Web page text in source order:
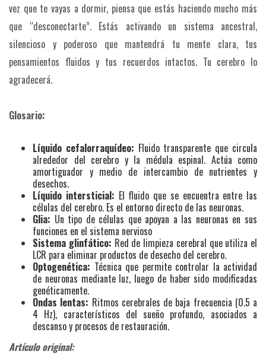
vez que te vayas a dormir, piensa que estás haciendo mucho más
que “desconectarte”. Estás activando un sistema ancestral,
silencioso y poderoso que mantendrá tu mente clara, tus
pensamientos fluidos y tus recuerdos intactos. Tu cerebro lo
agradecerá.
Glosario:
Líquido cefalorraquídeo: Fluido transparente que circula
alrededor del cerebro y la médula espinal. Actúa como
amortiguador y medio de intercambio de nutrientes y
desechos.
Líquido intersticial: El fluido que se encuentra entre las
células del cerebro. Es el entorno directo de las neuronas.
Glia: Un tipo de células que apoyan a las neuronas en sus
funciones en el sistema nervioso
Sistema glinfático: Red de limpieza cerebral que utiliza el
LCR para eliminar productos de desecho del cerebro.
Optogenética: Técnica que permite controlar la actividad
de neuronas mediante luz, luego de haber sido modificadas
genéticamente.
Ondas lentas: Ritmos cerebrales de baja frecuencia (0.5 a
4 Hz), característicos del sueño profundo, asociados a
descanso y procesos de restauración.
Artículo original: